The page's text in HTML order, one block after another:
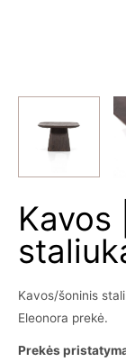
Kavos
Kavos/šoninis
Eleonora prekė.
Prekės